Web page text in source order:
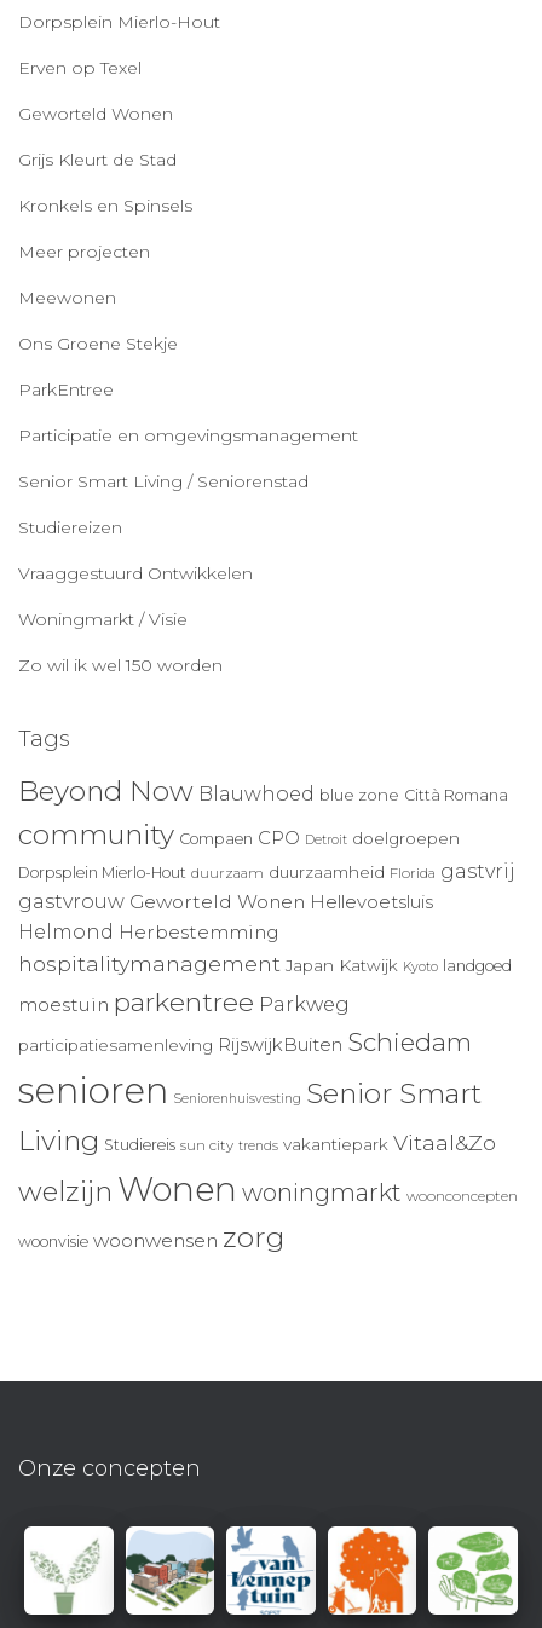
Dorpsplein Mierlo-Hout
Erven op Texel
Geworteld Wonen
Grijs Kleurt de Stad
Kronkels en Spinsels
Meer projecten
Meewonen
Ons Groene Stekje
ParkEntree
Participatie en omgevingsmanagement
Senior Smart Living / Seniorenstad
Studiereizen
Vraaggestuurd Ontwikkelen
Woningmarkt / Visie
Zo wil ik wel 150 worden
Tags
Beyond Now Blauwhoed blue zone Città Romana
community Compaen CPO Detroit doelgroepen
Dorpsplein Mierlo-Hout duurzaam duurzaamheid Florida gastvrij
gastvrouw Geworteld Wonen Hellevoetsluis
Helmond Herbestemming
hospitalitymanagement Japan Katwijk Kyoto landgoed
moestuin parkentree Parkweg
participatiesamenleving RijswijkBuiten Schiedam
senioren Seniorenhuisvesting Senior Smart
Living Studiereis sun city trends vakantiepark Vitaal&Zo
welzijn Wonen woningmarkt woonconcepten
woonvisie woonwensen zorg
Onze concepten